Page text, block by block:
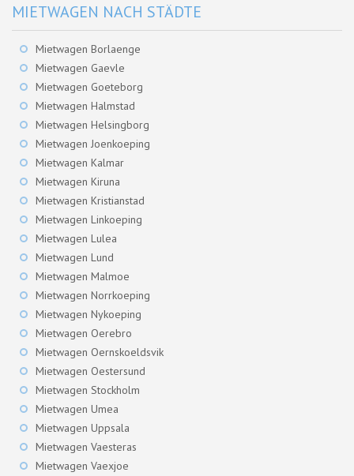
MIETWAGEN NACH STÄDTE
Mietwagen Borlaenge
Mietwagen Gaevle
Mietwagen Goeteborg
Mietwagen Halmstad
Mietwagen Helsingborg
Mietwagen Joenkoeping
Mietwagen Kalmar
Mietwagen Kiruna
Mietwagen Kristianstad
Mietwagen Linkoeping
Mietwagen Lulea
Mietwagen Lund
Mietwagen Malmoe
Mietwagen Norrkoeping
Mietwagen Nykoeping
Mietwagen Oerebro
Mietwagen Oernskoeldsvik
Mietwagen Oestersund
Mietwagen Stockholm
Mietwagen Umea
Mietwagen Uppsala
Mietwagen Vaesteras
Mietwagen Vaexjoe